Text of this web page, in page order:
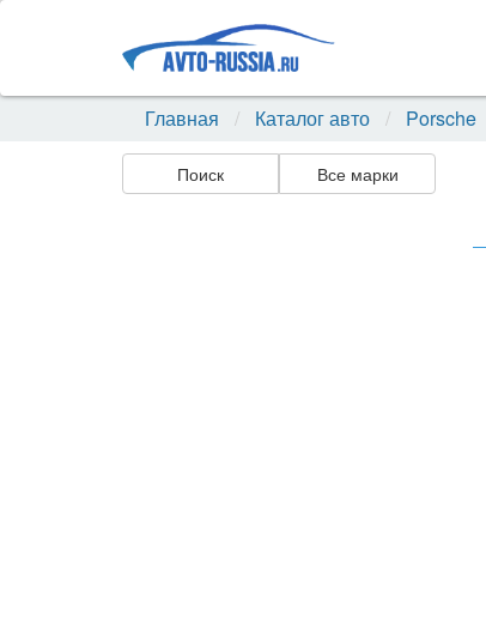
Главная Каталог авто Porsche
Поиск Все марки